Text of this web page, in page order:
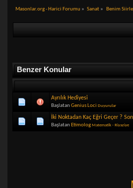
Masonlar.org - Harici Forumu » Sanat » Benim
Benzer Konular
Ayrılık Hediyesi
Başlatan Genius Loci Duyurular
İki Noktadan Kaç Eğri Geçer ?
Başlatan Etimolog Matematik - Riyaziye